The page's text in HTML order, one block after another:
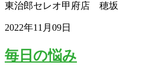
東治郎セレオ甲府店 穂坂
2022年11月09日
毎日の悩み